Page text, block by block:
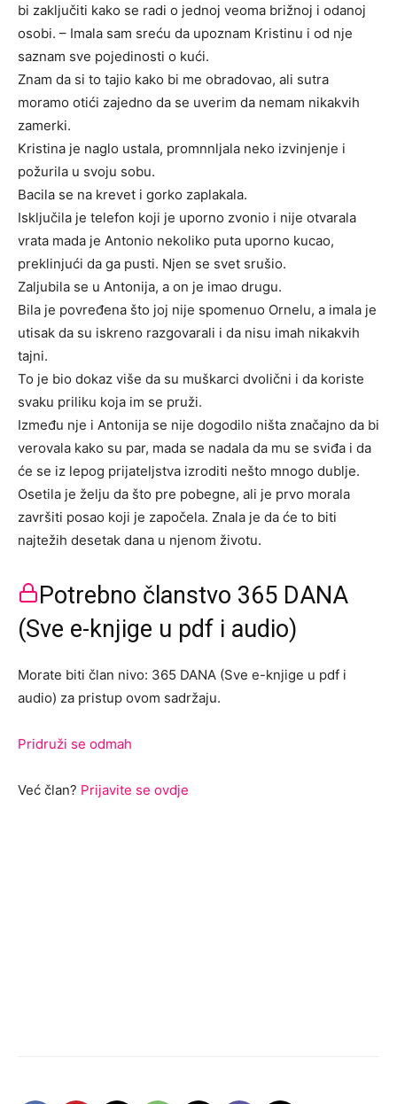
bi zaključiti kako se radi o jednoj veoma brižnoj i odanoj
osobi. – Imala sam sreću da upoznam Kristinu i od nje
saznam sve pojedinosti o kući.
Znam da si to tajio kako bi me obradovao, ali sutra
moramo otići zajedno da se uverim da nemam nikakvih
zamerki.
Kristina je naglo ustala, promnnljala neko izvinjenje i
požurila u svoju sobu.
Bacila se na krevet i gorko zaplakala.
Isključila je telefon koji je uporno zvonio i nije otvarala
vrata mada je Antonio nekoliko puta uporno kucao,
preklinjući da ga pusti. Njen se svet srušio.
Zaljubila se u Antonija, a on je imao drugu.
Bila je povređena što joj nije spomenuo Ornelu, a imala je
utisak da su iskreno razgovarali i da nisu imah nikakvih
tajni.
To je bio dokaz više da su muškarci dvolični i da koriste
svaku priliku koja im se pruži.
Između nje i Antonija se nije dogodilo ništa značajno da bi
verovala kako su par, mada se nadala da mu se sviđa i da
će se iz lepog prijateljstva izroditi nešto mnogo dublje.
Osetila je želju da što pre pobegne, ali je prvo morala
završiti posao koji je započela. Znala je da će to biti
najtežih desetak dana u njenom životu.
Potrebno članstvo 365 DANA
(Sve e-knjige u pdf i audio)
Morate biti član nivo: 365 DANA (Sve e-knjige u pdf i
audio) za pristup ovom sadržaju.
Pridruži se odmah
Već član? Prijavite se ovdje